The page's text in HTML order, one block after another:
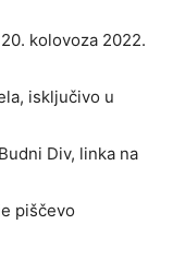
kolovoza 2022.
isključivo u
Div, linka na
piščevo